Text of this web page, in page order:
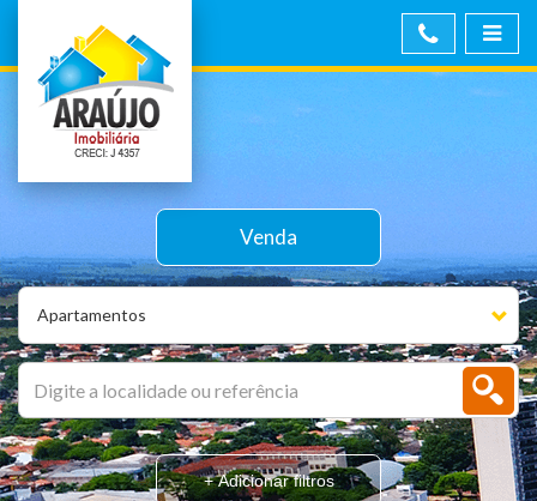
Apartamentos
Venda
+ Adicionar filtros